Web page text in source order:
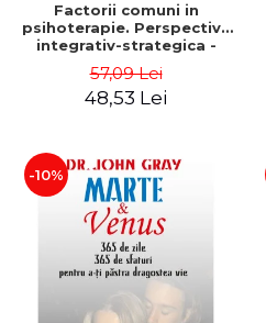
Factorii comuni in
psihoterapie. Perspectiva
integrativ-strategica -
Oana-Maria Popescu
57,09 Lei
48,53 Lei
-10%